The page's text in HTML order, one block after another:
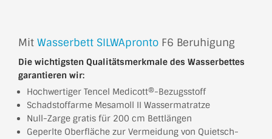
Mit Wasserbett SILWApronto F6 Beruhigung
Die wichtigsten Qualitätsmerkmale des Wasserbettes
garantieren wir:
Hochwertiger Tencel Medicott®-Bezugsstoff
Schadstoffarme Mesamoll II Wassermatratze
Null-Zarge gratis für 200 cm Bettlängen
Geperlte Oberfläche zur Vermeidung von Quietsch-